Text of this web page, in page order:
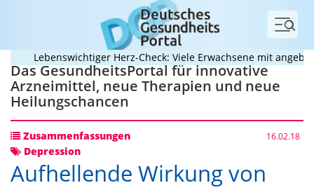
Menü
Lebenswichtiger Herz-Check: Viele Erwachsene mit
Das GesundheitsPortal für innovative
Arzneimittel, neue Therapien und neue
Heilungschancen
Zusammenfassungen 16.02.18
Depression
Aufhellende Wirkung von